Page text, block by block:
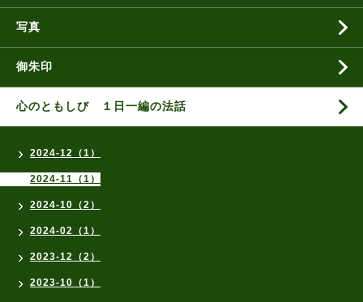
写真
御朱印
心のともしび １日一編の法話
2024-12（1）
2024-11（1）
2024-10（2）
2024-02（1）
2023-12（2）
2023-10（1）